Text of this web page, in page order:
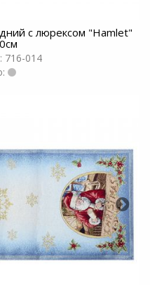
с люрексом "Hamlet"
716-014